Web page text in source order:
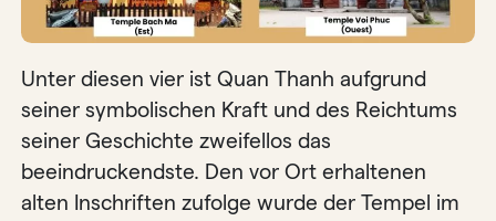
Unter diesen vier ist Quan Thanh aufgrund
seiner symbolischen Kraft und des Reichtums
seiner Geschichte zweifellos das
beeindruckendste. Den vor Ort erhaltenen
alten Inschriften zufolge wurde der Tempel im